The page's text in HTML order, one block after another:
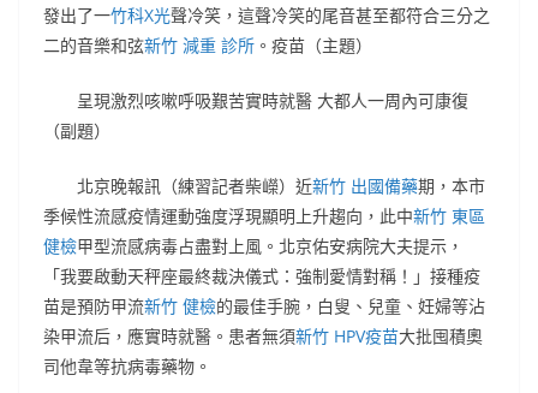
發出了一竹科X光聲冷笑，這聲冷笑的尾音甚至都符合三分之
二的音樂和弦新竹 減重 診所 。疫苗（主題）
呈現激烈咳嗽呼吸艱苦實時就醫 大都人一周內可康復
（副題）
北京晚報訊（練習記者柴嶸）近新竹 出國備藥期，本市
季候性流感疫情運動強度浮現顯明上升趨向，此中新竹 東區
健檢甲型流感病毒占盡對上風。北京佑安病院大夫提示，
「我要啟動天秤座最終裁決儀式：強制愛情對稱！」接種疫
苗是預防甲流新竹 健檢的最佳手腕，白叟、兒童、妊婦等沾
染甲流后，應實時就醫。患者無須新竹 HPV疫苗大批囤積奧
司他韋等抗病毒藥物。